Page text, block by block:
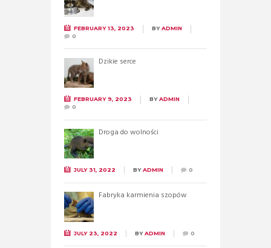
FEBRUARY 13, 2023 BYADMIN
0
Dzikie serce
FEBRUARY 9, 2023 BYADMIN
0
Droga do wolności
JULY 31, 2022 BYADMIN 0
Fabryka karmienia szopów
JULY 23, 2022 BYADMIN 0